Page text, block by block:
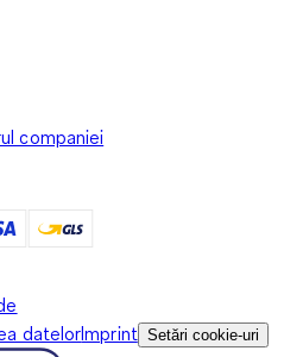
companiei
datelorImprint Setări cookie-uri